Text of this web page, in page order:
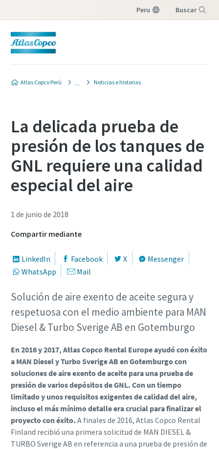
Peru Buscar
Atlas Copco Perú Noticias e historias
La delicada prueba de
presión de los tanques de
GNL requiere una calidad
especial del aire
1 de junio de 2018
Compartir mediante
LinkedIn Facebook X
Messenger
WhatsApp
Mail
Solución de aire exento de aceite segura y
respetuosa con el medio ambiente para MAN
Diesel & Turbo Sverige AB en Gotemburgo
En 2016 y 2017, Atlas Copco Rental Europe ayudó con éxito
a MAN Diesel y Turbo Sverige AB en Gotemburgo con
soluciones de aire exento de aceite para una prueba de
presión de varios depósitos de GNL. Con un tiempo
limitado y unos requisitos exigentes de calidad del aire,
incluso el más mínimo detalle era crucial para finalizar el
proyecto con éxito. A finales de 2016, Atlas Copco Rental
Finland recibió una primera solicitud de MAN DIESEL &
TURBO Sverige AB en referencia a una prueba de presión de